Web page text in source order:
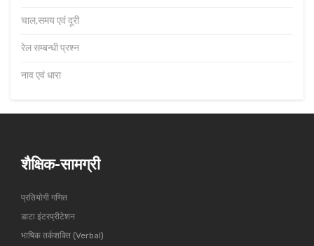
चाल,समय एवं दूरी
रेल सम्बन्धी प्रश्न
नाव एवं धारा
शैक्षिक-सामग्री
प्रतियोगी गणित
डाटा इंटरप्रीटेशन
भाषिक तर्कशक्ति (Verbal)